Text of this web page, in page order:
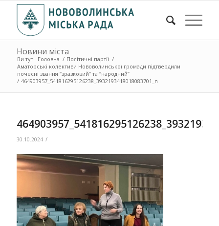
Новини міста
Ви тут: Головна / Політичні партії /
Аматорські колективи Нововолинської громади підтвердили
почесні звання “зразковий” та “народний”
/ 464903957_541816295126238_3932193418018083701_n
30.10.2024 /